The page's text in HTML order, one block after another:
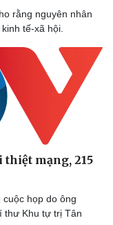
- Quốc phòng
rằng nguyên nhân
tế-xã hội.
thiệt mạng, 215
họp do ông
thư Khu tự trị Tân